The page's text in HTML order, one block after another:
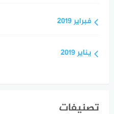
فبراير 2019
يناير 2019
تصنيفات